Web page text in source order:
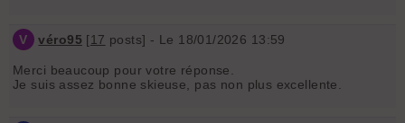
V véro95 [17 posts] - Le 18/01/2026 13:59
Merci beaucoup pour votre réponse.
Je suis assez bonne skieuse, pas non plus excellente.